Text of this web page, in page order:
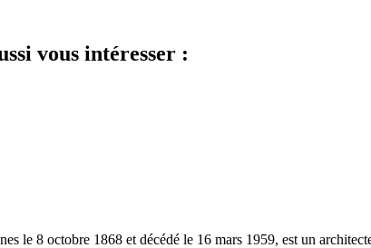
vous intéresser :
le 8 octobre 1868 et décédé le 16 mars 1959, est un